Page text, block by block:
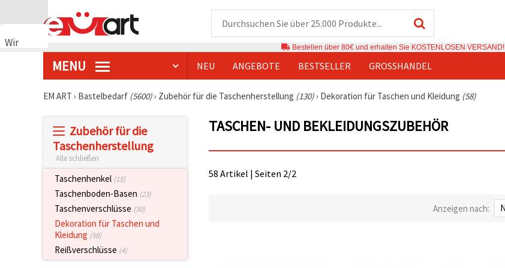
Wir
verwenden
ordnungsgemäße
Nutzungserlebnis
Bestellen über 80€ und erhalten Sie KOSTENLOSEN VERSAND!
MENU NEU ANGEBOTE BESTSELLER GROSSHANDEL
EM ART › Bastelbedarf (5600)› Zubehör für die Taschenherstellung (130)› Dekoration für Taschen und Kleidung (58)
Zubehör für die
Taschenherstellung
Alle schließen
Taschenhenkel (15)
Taschenboden-Basen (23)
Taschenverschlüsse (30)
Dekoration für Taschen und
Kleidung (58)
Reißverschlüsse (4)
TASCHEN- UND BEKLEIDUNGSZUBEHÖR
58 Artikel | Seiten 2/2
Anzeigen nach: